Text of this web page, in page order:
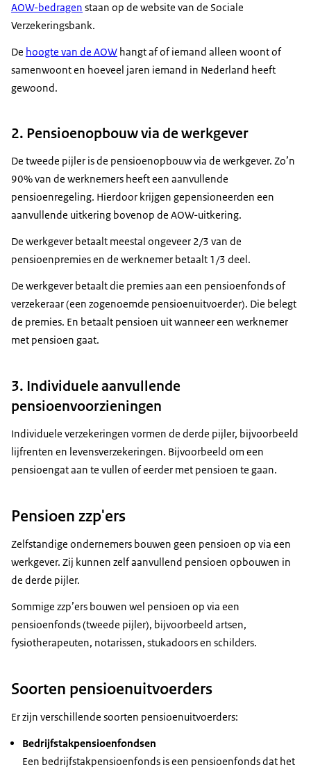
AOW-bedragen staan op de website van de Sociale
Verzekeringsbank.
De hoogte van de AOW hangt af of iemand alleen woont of
samenwoont en hoeveel jaren iemand in Nederland heeft
gewoond.
2. Pensioenopbouw via de werkgever
De tweede pijler is de pensioenopbouw via de werkgever. Zo’n
90% van de werknemers heeft een aanvullende
pensioenregeling. Hierdoor krijgen gepensioneerden een
aanvullende uitkering bovenop de AOW-uitkering.
De werkgever betaalt meestal ongeveer 2/3 van de
pensioenpremies en de werknemer betaalt 1/3 deel.
De werkgever betaalt die premies aan een pensioenfonds of
verzekeraar (een zogenoemde pensioenuitvoerder). Die belegt
de premies. En betaalt pensioen uit wanneer een werknemer
met pensioen gaat.
3. Individuele aanvullende
pensioenvoorzieningen
Individuele verzekeringen vormen de derde pijler, bijvoorbeeld
lijfrenten en levensverzekeringen. Bijvoorbeeld om een
pensioengat aan te vullen of eerder met pensioen te gaan.
Pensioen zzp'ers
Zelfstandige ondernemers bouwen geen pensioen op via een
werkgever. Zij kunnen zelf aanvullend pensioen opbouwen in
de derde pijler.
Sommige zzp’ers bouwen wel pensioen op via een
pensioenfonds (tweede pijler), bijvoorbeeld artsen,
fysiotherapeuten, notarissen, stukadoors en schilders.
Soorten pensioenuitvoerders
Er zijn verschillende soorten pensioenuitvoerders:
Bedrijfstakpensioenfondsen
Een bedrijfstakpensioenfonds is een pensioenfonds dat het